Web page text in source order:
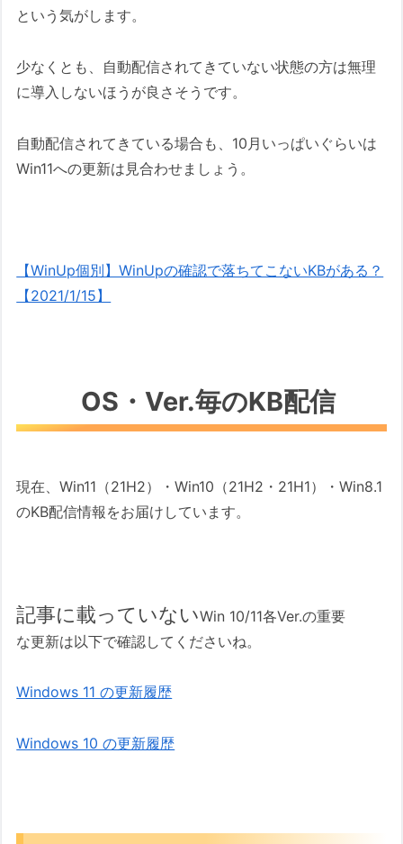
という気がします。
少なくとも、自動配信されてきていない状態の方は無理
に導入しないほうが良さそうです。
自動配信されてきている場合も、10月いっぱいぐらいは
Win11への更新は見合わせましょう。
【WinUp個別】WinUpの確認で落ちてこないKBがある？
【2021/1/15】
OS・Ver.毎のKB配信
現在、Win11（21H2）・Win10（21H2・21H1）・Win8.1
のKB配信情報をお届けしています。
記事に載っていないWin 10/11各Ver.の重要
な更新は以下で確認してくださいね。
Windows 11 の更新履歴
Windows 10 の更新履歴